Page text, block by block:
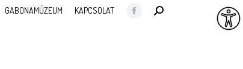
GABONAMÚZEUM KAPCSOLAT
Facebook
SEARCH: